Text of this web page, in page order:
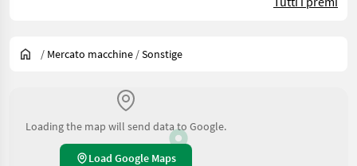
/ Mercato macchine /Sonstige
Loading the map will send data to Google.
Load Google Maps